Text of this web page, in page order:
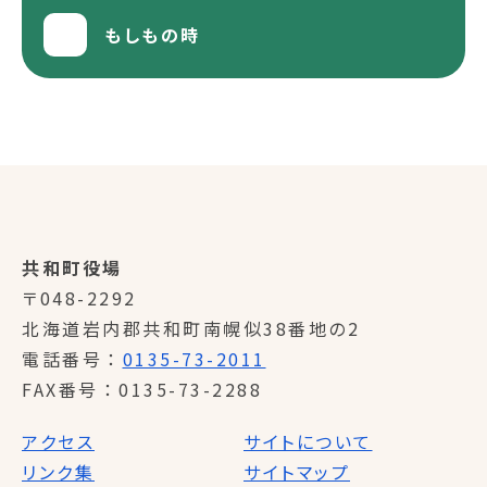
もしもの時
共和町役場
〒048-2292
北海道岩内郡共和町南幌似38番地の2
電話番号
0135-73-2011
FAX番号
0135-73-2288
アクセス
サイトについて
リンク集
サイトマップ